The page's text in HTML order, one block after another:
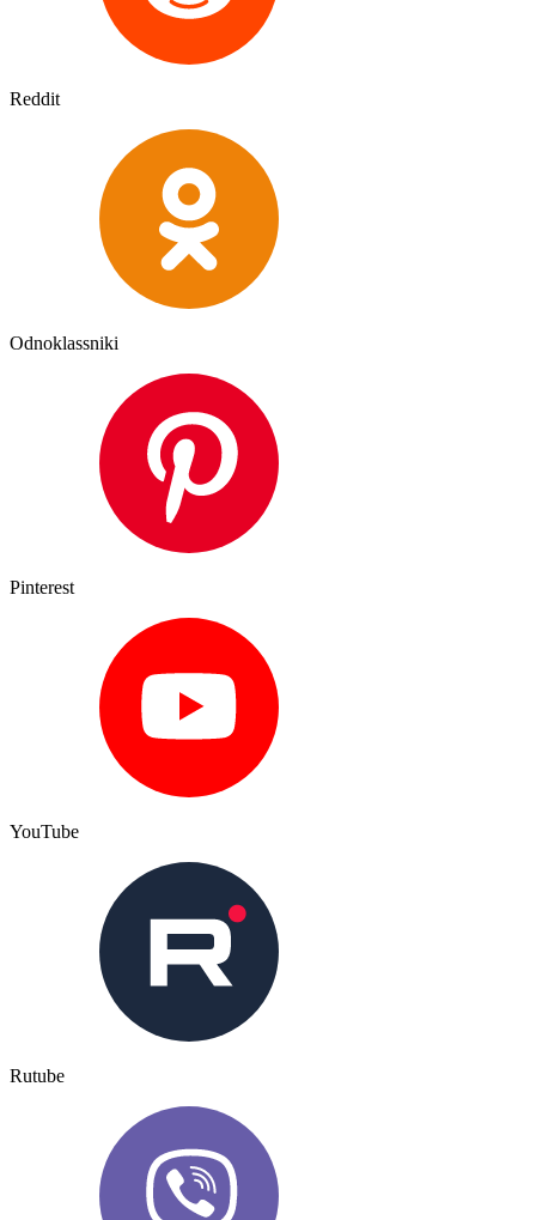
Reddit
Odnoklassniki
Pinterest
YouTube
Rutube